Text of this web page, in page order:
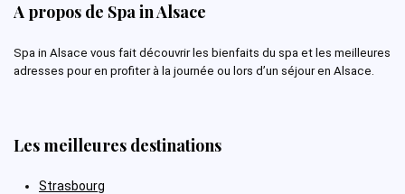
A propos de Spa in Alsace
Spa in Alsace vous fait découvrir les bienfaits du spa et les meilleures
adresses pour en profiter à la journée ou lors d’un séjour en Alsace.
Les meilleures destinations
Strasbourg